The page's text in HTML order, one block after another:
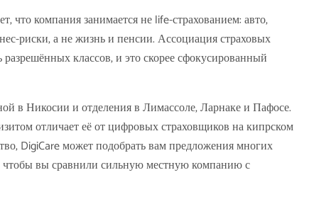
что компания занимается не life-страхованием: авто,
риски, а не жизнь и пенсии. Ассоциация страховых
классов, и это скорее сфокусированный
в Никосии и отделения в Лимассоле, Ларнаке и Пафосе.
отличает её от цифровых страховщиков на кипрском
DigiCare может подобрать вам предложения многих
вы сравнили сильную местную компанию с